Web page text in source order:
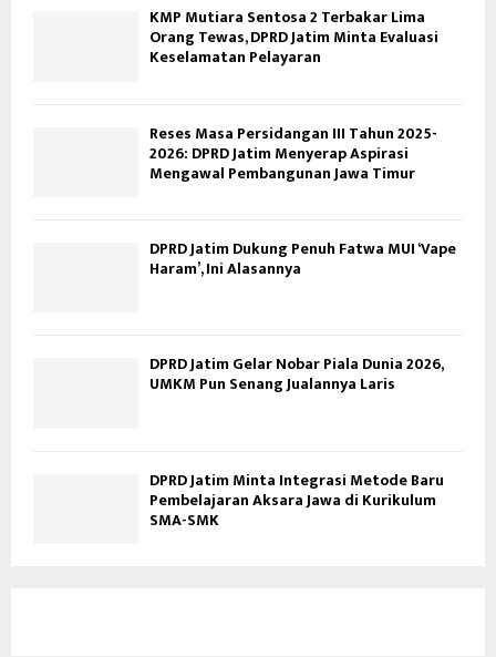
KMP Mutiara Sentosa 2 Terbakar Lima
Orang Tewas, DPRD Jatim Minta Evaluasi
Keselamatan Pelayaran
Reses Masa Persidangan III Tahun 2025-
2026: DPRD Jatim Menyerap Aspirasi
Mengawal Pembangunan Jawa Timur
DPRD Jatim Dukung Penuh Fatwa MUI ‘Vape
Haram’, Ini Alasannya
DPRD Jatim Gelar Nobar Piala Dunia 2026,
UMKM Pun Senang Jualannya Laris
DPRD Jatim Minta Integrasi Metode Baru
Pembelajaran Aksara Jawa di Kurikulum
SMA-SMK